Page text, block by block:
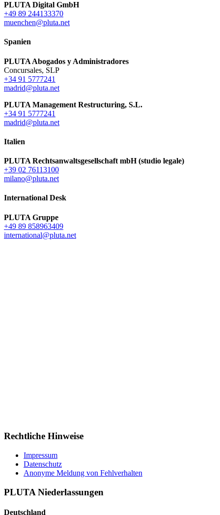
PLUTA Digital GmbH
+49 89 244133370
muenchen@pluta.net
Spanien
PLUTA Abogados y Administradores
Concursales, SLP
+34 91 5777241
madrid@pluta.net
PLUTA Management Restructuring, S.L.
+34 91 5777241
madrid@pluta.net
Italien
PLUTA Rechtsanwaltsgesellschaft mbH (studio legale)
+39 02 76113100
milano@pluta.net
International Desk
PLUTA Gruppe
+49 89 858963409
international@pluta.net
Rechtliche Hinweise
Impressum
Datenschutz
Anonyme Meldung von Fehlverhalten
PLUTA Niederlassungen
Deutschland